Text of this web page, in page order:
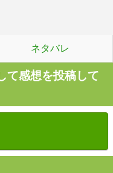
ネタバレ
て感想を投稿して